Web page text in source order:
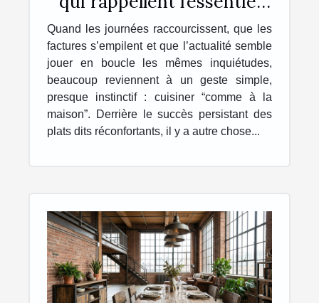
chez soi
Quand les journées raccourcissent, que les
factures s’empilent et que l’actualité semble
jouer en boucle les mêmes inquiétudes,
beaucoup reviennent à un geste simple,
presque instinctif : cuisiner “comme à la
maison”. Derrière le succès persistant des
plats dits réconfortants, il y a autre chose...